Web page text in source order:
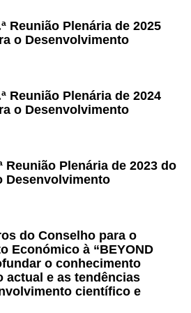
Reunião Plenária de 2025
o Desenvolvimento
Reunião Plenária de 2024
o Desenvolvimento
Reunião Plenária de 2023 do
Desenvolvimento
do Conselho para o
Económico à “BEYOND
o conhecimento
actual e as tendências
científico e